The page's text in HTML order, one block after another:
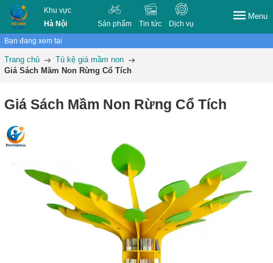
Khu vực
Hà Nội
Sản phẩm Tin tức Dịch vụ
Menu
Bạn đang xem tại
Trang chủ
Tủ kệ giá mầm non
Giá Sách Mầm Non Rừng Cổ Tích
Giá Sách Mầm Non Rừng Cổ Tích